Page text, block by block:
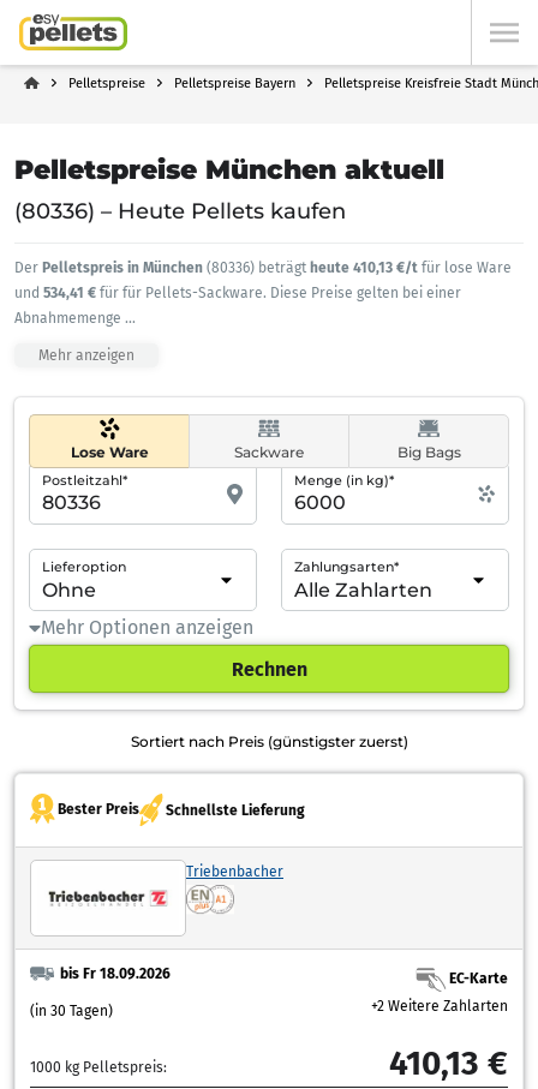
Pelletspreise Pelletspreise Bayern Pelletspreise Kreisfreie Stadt
Pelletspreise München aktuell
(80336) – Heute Pellets kaufen
Der Pelletspreis in München (80336) beträgt heute 410,13 €/t für lose Ware
und 534,41 € für für Pellets-Sackware. Diese Preise gelten bei einer
Abnahmemenge ...
Mehr anzeigen
Lose Ware Sackware Big Bags
Postleitzahl* Menge (in kg)*
Lieferoption Zahlungsarten*
Mehr Optionen anzeigen
Rechnen
Sortiert nach Preis (günstigster zuerst)
Bester Preis Schnellste Lieferung
Triebenbacher
bis Fr 18.09.2026
(in 30 Tagen)
EC-Karte
+2 Weitere Zahlarten
1000 kg Pelletspreis: 410,13 €